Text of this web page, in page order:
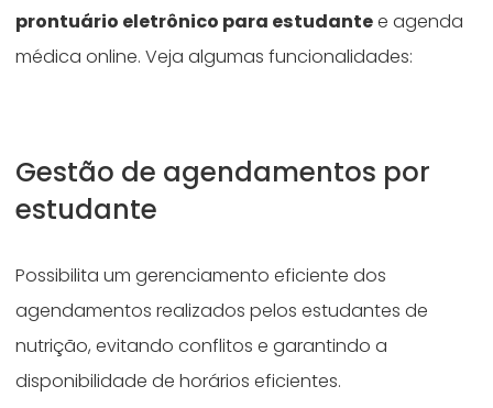
prontuário eletrônico para estudantee agenda
médica online. Veja algumas funcionalidades:
Gestão de agendamentos por
estudante
Possibilita um gerenciamento eficiente dos
agendamentos realizados pelos estudantes de
nutrição, evitando conflitos e garantindo a
disponibilidade de horários eficientes.